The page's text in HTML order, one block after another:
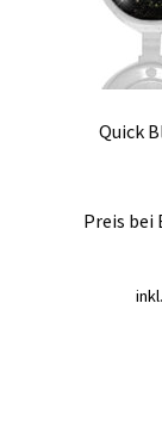
Quick
Preis bei